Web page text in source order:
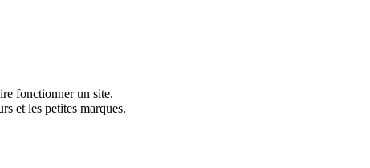
fonctionner un site.
et les petites marques.